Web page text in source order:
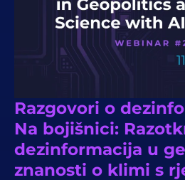
Razgovori o
Na bojišnici:
dezinformacija u
znanosti o klimi s